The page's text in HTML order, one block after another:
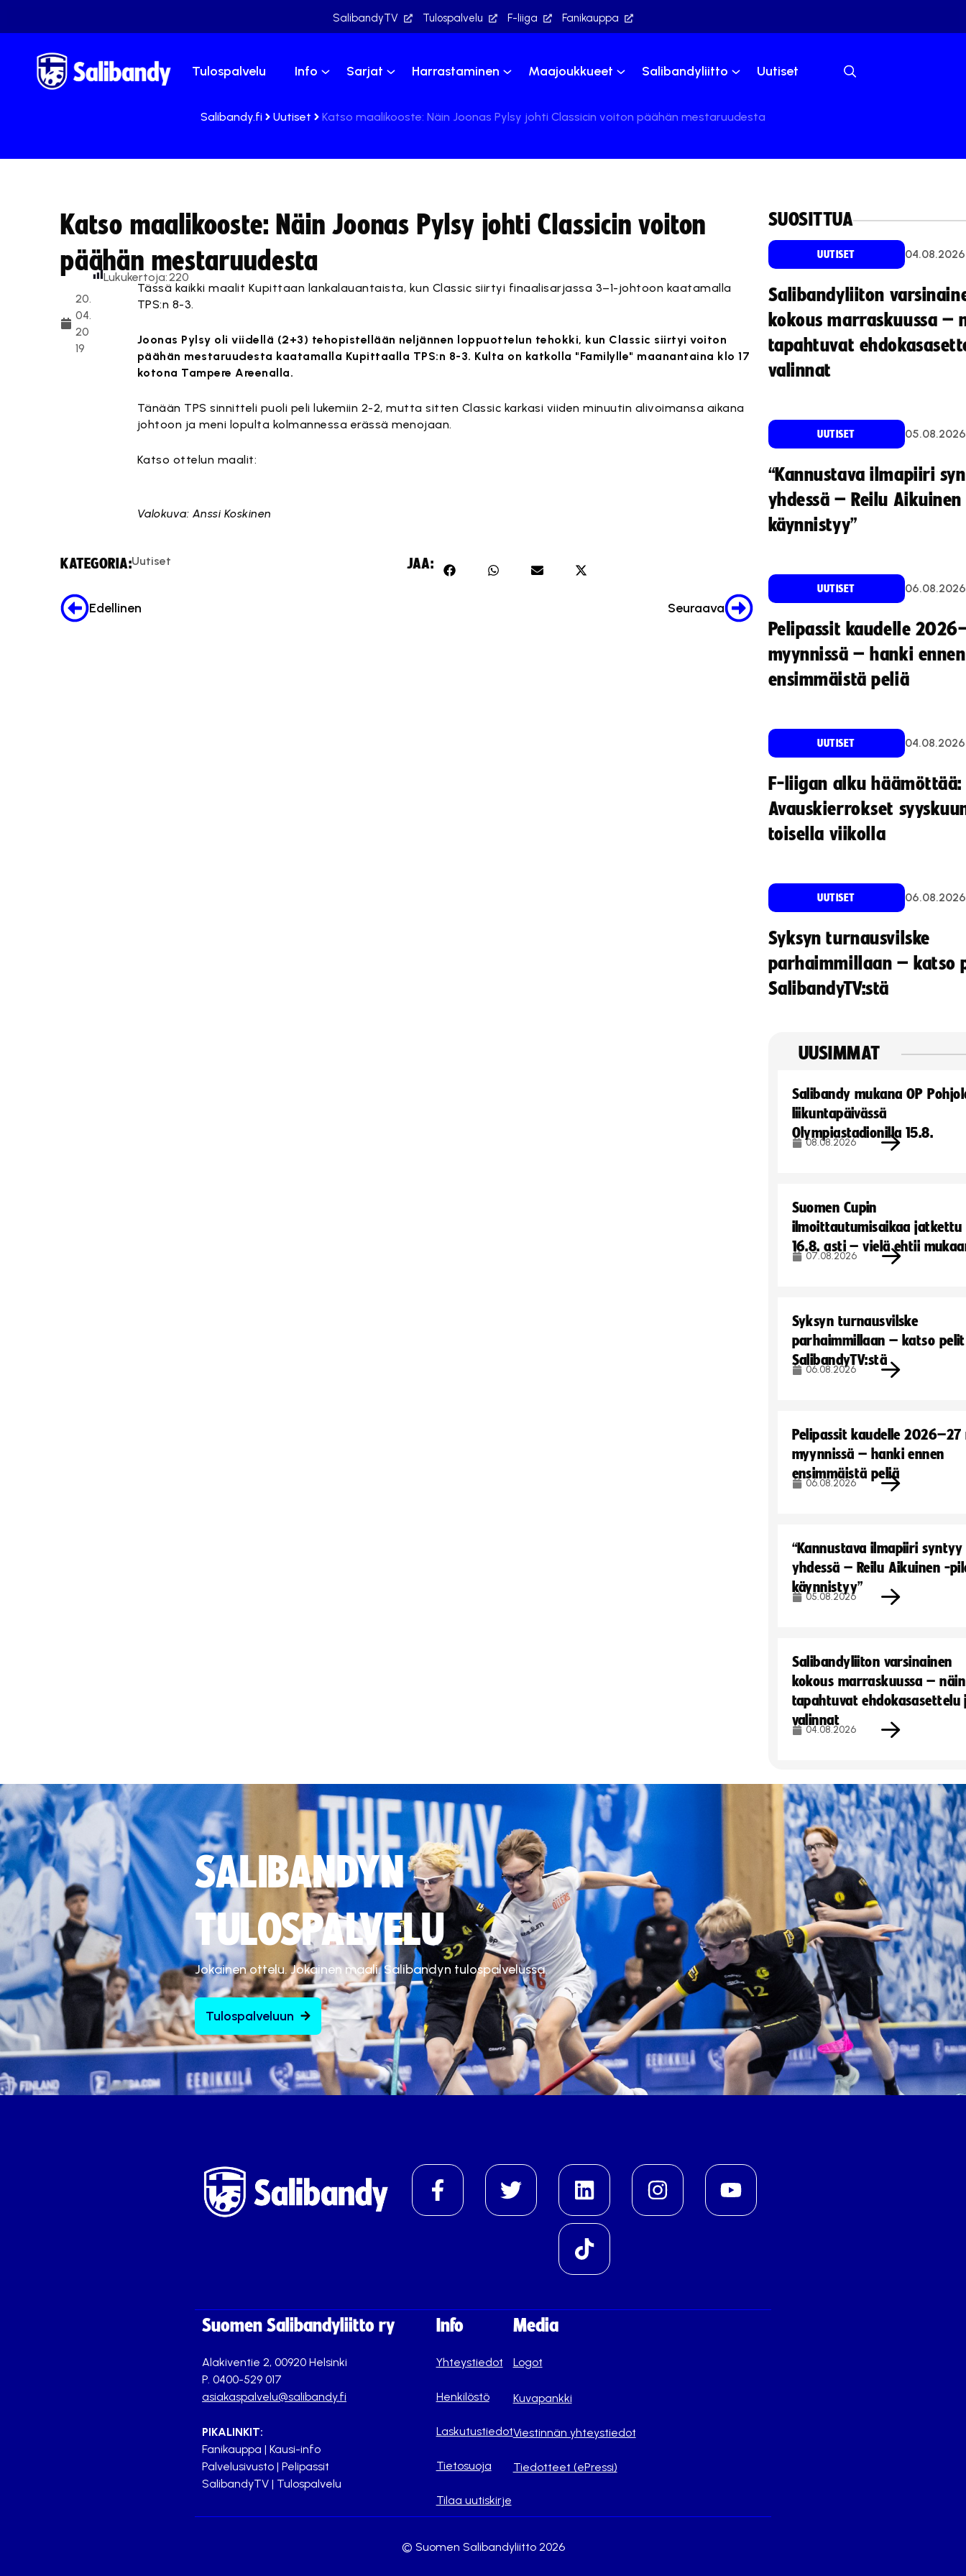
SalibandyTV Tulospalvelu F-liiga Fanikauppa
Tulospalvelu Info Sarjat Harrastaminen Maajoukkueet Salibandyliitto Uutiset
Salibandy.fi Uutiset Katso maalikooste: Näin Joonas Pylsy johti Classicin voiton päähän mestaruudesta
Katso maalikooste: Näin Joonas Pylsy johti Classicin voiton
päähän mestaruudesta
20.
04.
20
19
Lukukertoja:220
Tässä kaikki maalit Kupittaan lankalauantaista, kun Classic siirtyi finaalisarjassa 3–1-johtoon kaatamalla
TPS:n 8-3.
Joonas Pylsy oli viidellä (2+3) tehopistellään neljännen loppuottelun tehokki, kun Classic siirtyi voiton
päähän mestaruudesta kaatamalla Kupittaalla TPS:n 8-3. Kulta on katkolla "Familylle" maanantaina klo 17
kotona Tampere Areenalla.
Tänään TPS sinnitteli puoli peli lukemiin 2-2, mutta sitten Classic karkasi viiden minuutin alivoimansa aikana
johtoon ja meni lopulta kolmannessa erässä menojaan.
Katso ottelun maalit:
Valokuva: Anssi Koskinen
KATEGORIA:Uutiset JAA:
Edellinen Seuraava
SUOSITTUA
UUTISET 04.08.2026
Salibandyliiton
kokous marraskuussa –
tapahtuvat
valinnat
UUTISET 05.08.2026
“Kannustava ilmapiiri
yhdessä – Reilu
käynnistyy”
UUTISET 06.08.2026
Pelipassit kaudelle
myynnissä – hanki ennen
ensimmäistä peliä
UUTISET 04.08.2026
F-liigan alku häämöttää:
Avauskierrokset
toisella viikolla
UUTISET 06.08.2026
Syksyn turnausvilske
parhaimmillaan – katso
SalibandyTV:stä
UUSIMMAT
Salibandy mukana OP
liikuntapäivässä
Olympiastadionilla 15.8.
08.08.2026
Suomen Cupin
ilmoittautumisaikaa jatkettu
16.8. asti – vielä ehtii
07.08.2026
Syksyn turnausvilske
parhaimmillaan – katso pelit
SalibandyTV:stä
06.08.2026
Pelipassit kaudelle
myynnissä – hanki ennen
ensimmäistä peliä
06.08.2026
“Kannustava ilmapiiri syntyy
yhdessä – Reilu Aikuinen -
käynnistyy”
05.08.2026
Salibandyliiton varsinainen
kokous marraskuussa – näin
tapahtuvat ehdokasasettelu
valinnat
04.08.2026
SALIBANDYN
TULOSPALVELU
Jokainen ottelu. Jokainen maali. Salibandyn tulospalvelussa.
Tulospalveluun
Suomen Salibandyliitto ry
Alakiventie 2, 00920 Helsinki
P. 0400-529 017
asiakaspalvelu@salibandy.fi
PIKALINKIT:
Fanikauppa | Kausi-info
Palvelusivusto | Pelipassit
SalibandyTV | Tulospalvelu
Info
Yhteystiedot
Henkilöstö
Laskutustiedot
Tietosuoja
Tilaa uutiskirje
Media
Logot
Kuvapankki
Viestinnän yhteystiedot
Tiedotteet (ePressi)
© Suomen Salibandyliitto 2026